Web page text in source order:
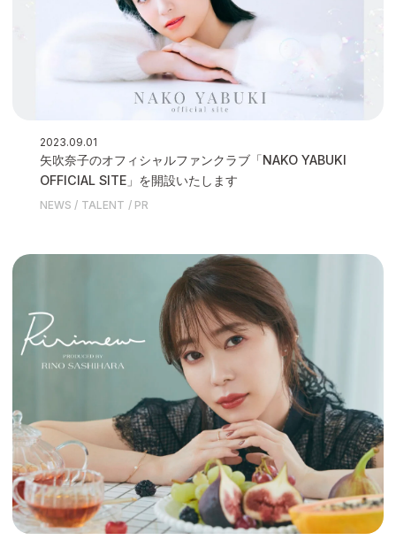
2023.09.01
矢吹奈子のオフィシャルファンクラブ「NAKO YABUKI
OFFICIAL SITE」を開設いたします
NEWS TALENT PR